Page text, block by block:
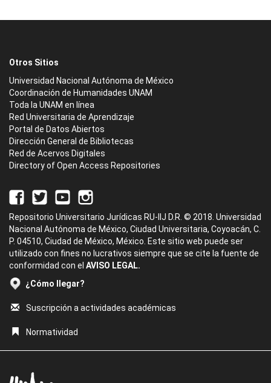
Otros Sitios
Universidad Nacional Autónoma de México
Coordinación de Humanidades UNAM
Toda la UNAM en línea
Red Universitaria de Aprendizaje
Portal de Datos Abiertos
Dirección General de Bibliotecas
Red de Acervos Digitales
Directory of Open Access Repositories
Repositorio Universitario Jurídicas RU-IIJ D.R. © 2018. Universidad
Nacional Autónoma de México, Ciudad Universitaria, Coyoacán, C.
P. 04510, Ciudad de México, México. Este sitio web puede ser
utilizado con fines no lucrativos siempre que se cite la fuente de
conformidad con el AVISO LEGAL.
¿Cómo llegar?
Suscripción a actividades académicas
Normatividad